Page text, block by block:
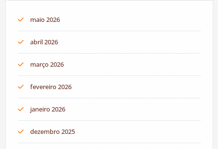
maio 2026
abril 2026
março 2026
fevereiro 2026
janeiro 2026
dezembro 2025